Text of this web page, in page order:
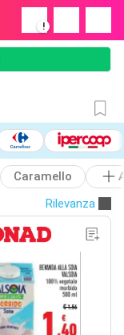
!
Caramello
Rilevanza